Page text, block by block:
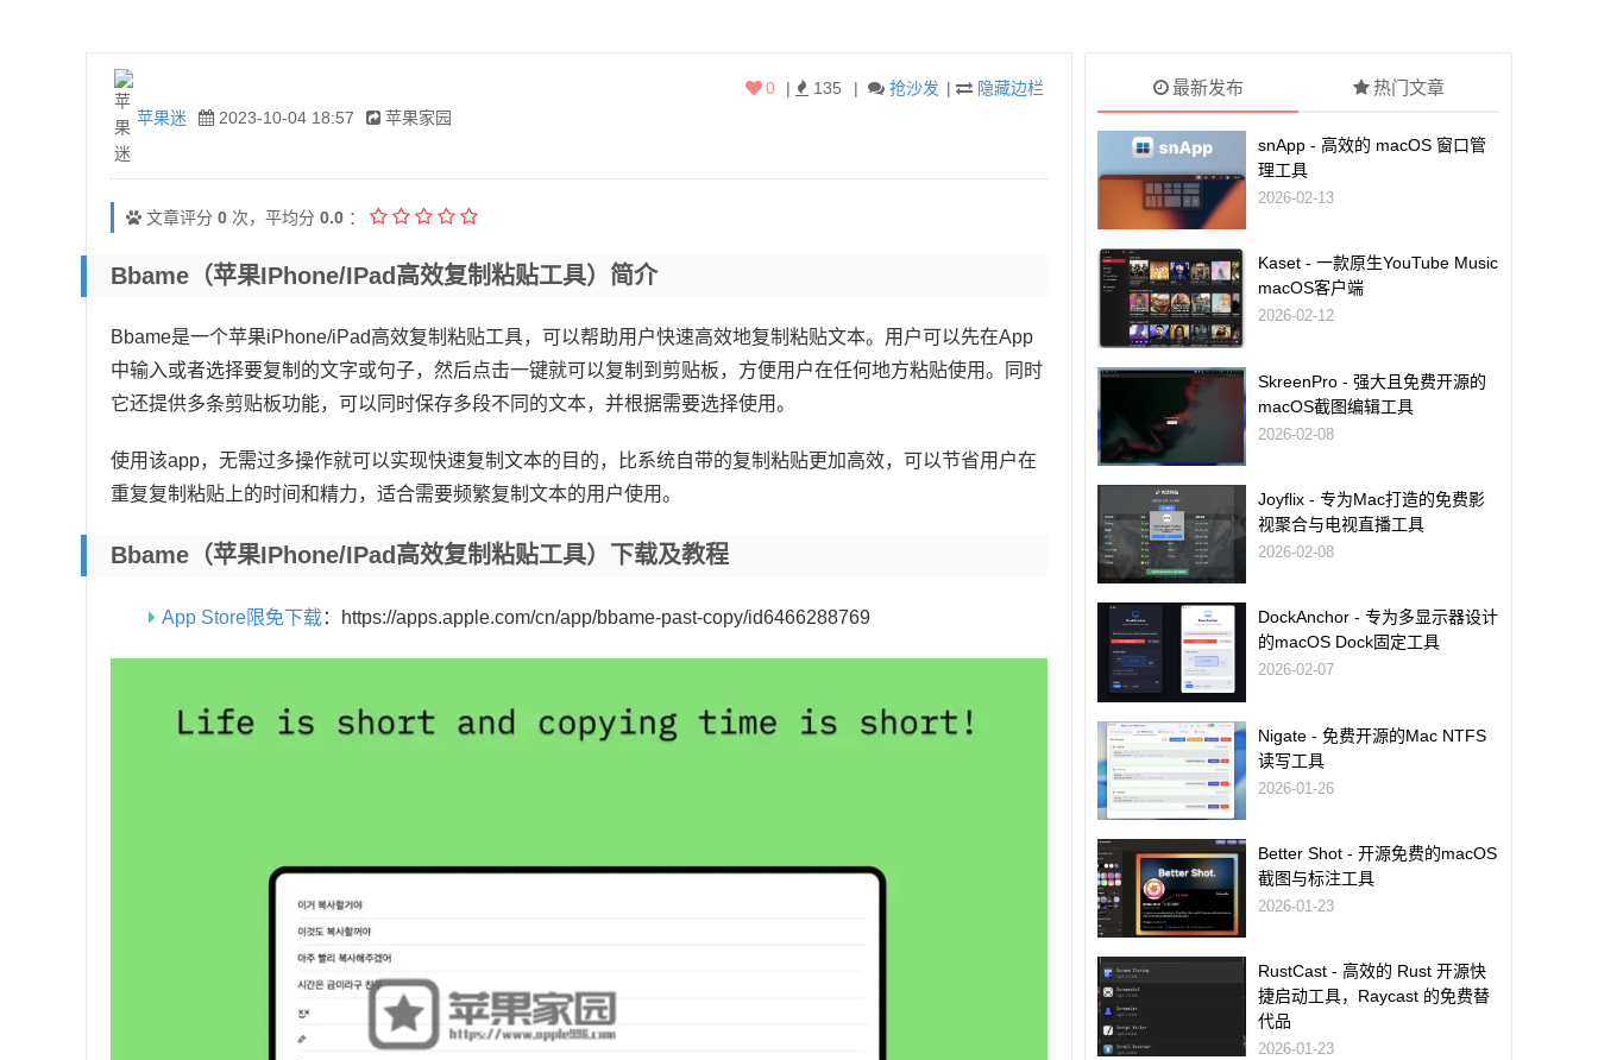
苹果迷 2023-10-04 18:57 苹果家园
| 隐藏边栏
| 抢沙发
| 135
0
文章评分 0 次，平均分 0.0 ：
Bbame（苹果iPhone/iPad高效复制粘贴工具）简介
Bbame是一个苹果iPhone/iPad高效复制粘贴工具，可以帮助用户快速高效地复制粘贴文本。用户可以先在App
中输入或者选择要复制的文字或句子，然后点击一键就可以复制到剪贴板，方便用户在任何地方粘贴使用。同时
它还提供多条剪贴板功能，可以同时保存多段不同的文本，并根据需要选择使用。
使用该app，无需过多操作就可以实现快速复制文本的目的，比系统自带的复制粘贴更加高效，可以节省用户在
重复复制粘贴上的时间和精力，适合需要频繁复制文本的用户使用。
Bbame（苹果iPhone/iPad高效复制粘贴工具）下载及教程
App Store限免下载：https://apps.apple.com/cn/app/bbame-past-copy/id6466288769
最新发布 热门文章
snApp - 高效的 macOS 窗口管
理工具
2026-02-13
Kaset - 一款原生YouTube Music
macOS客户端
2026-02-12
SkreenPro - 强大且免费开源的
macOS截图编辑工具
2026-02-08
Joyflix - 专为Mac打造的免费影
视聚合与电视直播工具
2026-02-08
DockAnchor - 专为多显示器设计
的macOS Dock固定工具
2026-02-07
Nigate - 免费开源的Mac NTFS
读写工具
2026-01-26
Better Shot - 开源免费的macOS
截图与标注工具
2026-01-23
RustCast - 高效的 Rust 开源快
捷启动工具，Raycast 的免费替
代品
2026-01-23